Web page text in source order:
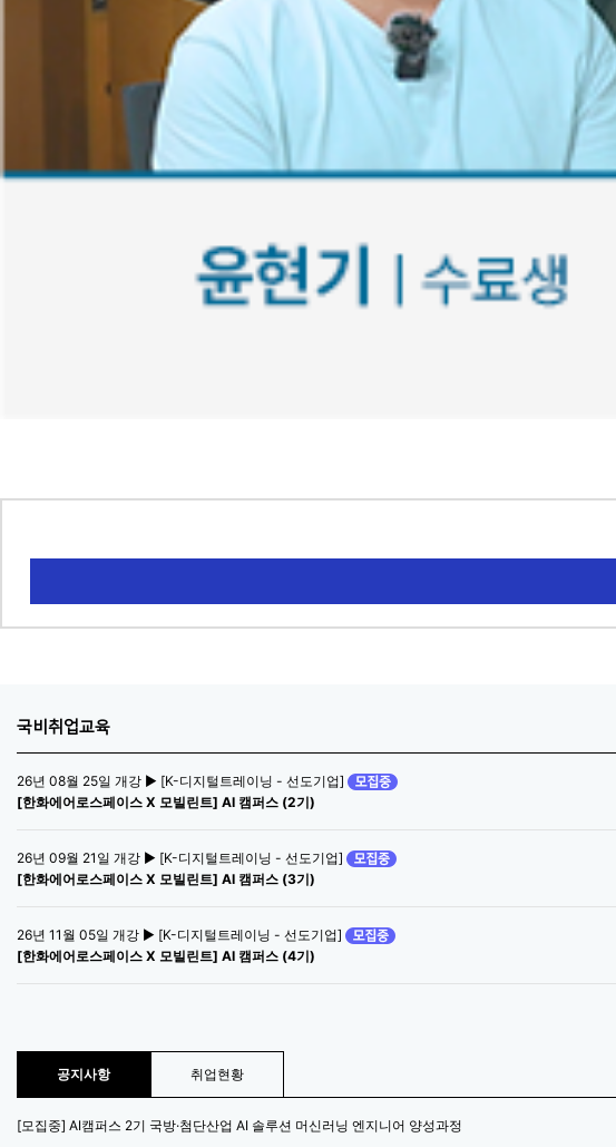
국비취업교육
26년 08월 25일 개강 ▶ [K-디지털트레이닝 - 선도기업]
[한화에어로스페이스 X 모빌린트] AI 캠퍼스 (2기)
26년 09월 21일 개강 ▶ [K-디지털트레이닝 - 선도기업]
[한화에어로스페이스 X 모빌린트] AI 캠퍼스 (3기)
26년 11월 05일 개강 ▶ [K-디지털트레이닝 - 선도기업]
[한화에어로스페이스 X 모빌린트] AI 캠퍼스 (4기)
공지사항 취업현황
[모집중] AI캠퍼스 2기 국방·첨단산업 AI 솔루션 머신러닝 엔지니어 양성과정